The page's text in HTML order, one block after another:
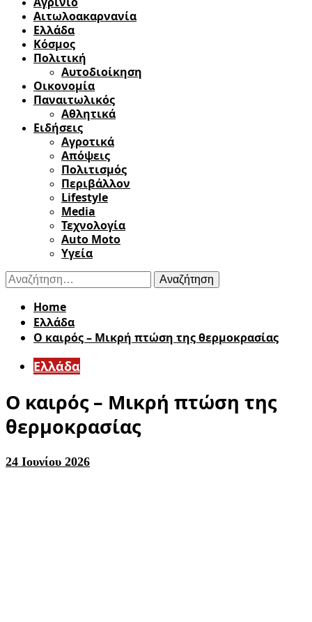
Αιτωλοακαρνανία
Ελλάδα
Κόσμος
Πολιτική
Αυτοδιοίκηση
Οικονομία
Παναιτωλικός
Αθλητικά
Ειδήσεις
Αγροτικά
Απόψεις
Πολιτισμός
Περιβάλλον
Lifestyle
Media
Τεχνολογία
Auto Moto
Υγεία
Αναζήτηση
για:
Home
Ελλάδα
Ο καιρός – Μικρή πτώση της θερμοκρασίας
Ελλάδα
Ο καιρός – Μικρή πτώση της
θερμοκρασίας
24 Ιουνίου 2026